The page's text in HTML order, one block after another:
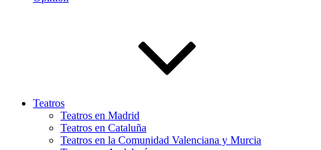
Teatros
Teatros en Madrid
Teatros en Cataluña
Teatros en la Comunidad Valenciana y Murcia